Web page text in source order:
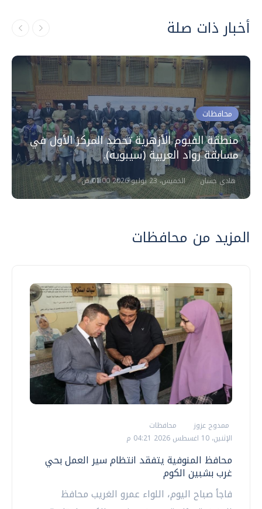
أخبار ذات صلة
محافظات
منطقة الفيوم الأزهرية تحصد المركز الأول في
مسابقة رواد العربية (سيبويه).
هادي حسان الخميس، 23 يوليو 2026 01:00 ص
المزيد من محافظات
ممدوح عزوز
محافظات
الإثنين، 10 اغسطس 2026 04:21 م
محافظ المنوفية يتفقد انتظام سير العمل بحي
غرب بشبين الكوم
فاجأ صباح اليوم، اللواء عمرو الغريب محافظ